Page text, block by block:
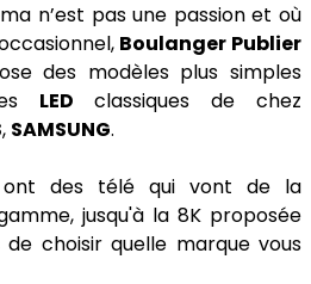
n’est pas une passion et où
Boulanger Publier
des modèles plus simples
LED classiques de chez
, SAMSUNG.
ont des télé qui vont de la
jusqu'à la 8K proposée
de choisir quelle marque vous